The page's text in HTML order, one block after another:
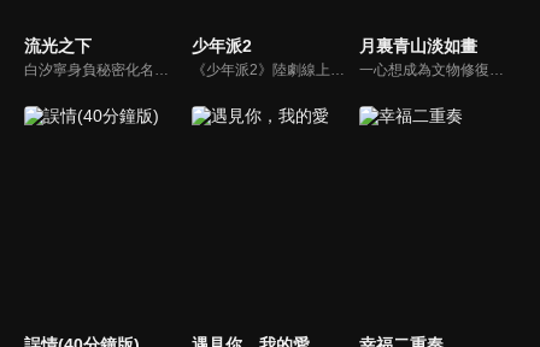
流光之下
白汐寧身負秘密化名進入國內珠寶巨頭東辰集團，憑藉非凡的才華和毅力一路打拼逆襲，與林弈在職場博弈的過程中逐漸抽絲剝繭出隱藏多年的真相。
少年派2
《少年派2》陸劇線上看。大學畢業在即，四位昔日同窗好友林妙妙、錢三一、鄧小琪、江天昊與家庭雖各有困擾，但依舊努力前行的故事。
月裏青山淡如畫
一心想成為文物修復師的秋媛，陰差陽錯地闖入修復“神手”秦致遠的世界，拜其為師，就此開啓了師徒二人相愛相殺、相互治癒的逗趣生活。